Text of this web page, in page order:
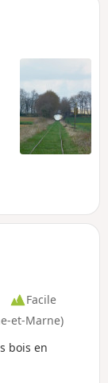
Facile
et-Marne)
bois en